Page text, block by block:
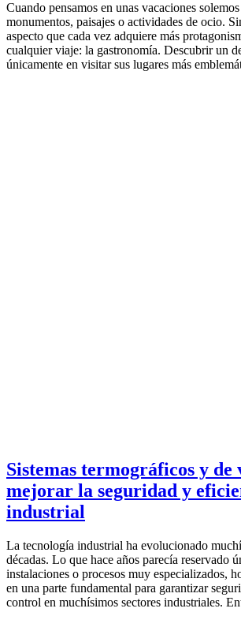
Cuando pensamos en unas vacaciones
monumentos, paisajes o actividades de ocio.
aspecto que cada vez adquiere más
cualquier viaje: la gastronomía. Descubrir un
únicamente en visitar sus lugares más
Sistemas termográficos y de
mejorar la seguridad y
industrial
La tecnología industrial ha evolucionado
décadas. Lo que hace años parecía reservado
instalaciones o procesos muy especializados,
en una parte fundamental para garantizar
control en muchísimos sectores industriales.